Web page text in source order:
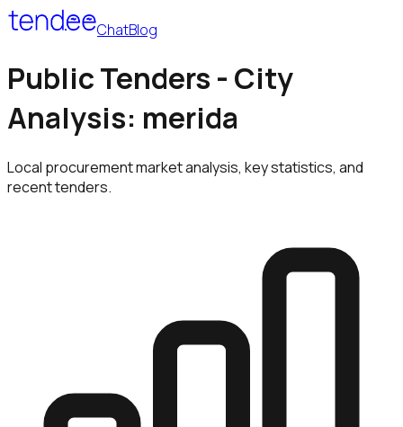
ChatBlog
Public Tenders - City
Analysis: merida
Local procurement market analysis, key statistics, and
recent tenders.